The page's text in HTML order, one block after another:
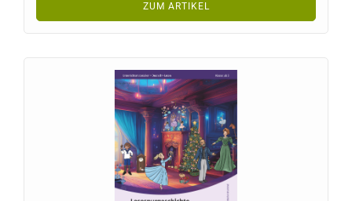
ZUM ARTIKEL